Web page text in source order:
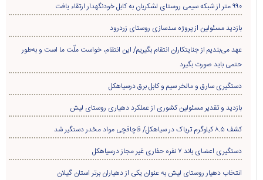
۹۹۰ متر از شبکه سیمی روستای لشکریان به کابل خودنگهدار ارتقاء یافت
بازدید مسئولین از پروژه سدسازی روستای زردرود
عهد می‌بندیم از جنایتکاران انتقام بگیریم/ این انتقام، خواست ملّت ما است و به‌طور
حتمی باید صورت بگیرد
دستگیری سارق و مالخر سیم و کابل برق درسیاهکل
بازدید و تقدیر مسئولین کشوری از عملکرد دهیاری روستای لیش
کشف ۸.۵ کیلوگرم تریاک در سیاهکل/ قاچاقچی مواد مخدر دستگیر شد
دستگیری اعضای باند ۷ نفره حفاری غير مجاز درسیاهکل
انتخاب دهیار روستای لیش به عنوان یکی از دهیاران برتر استان گیلان